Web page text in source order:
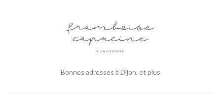
Bonnes adresses à Dijon, et plus